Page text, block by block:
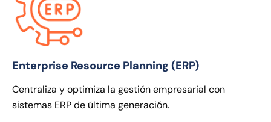
Enterprise Resource Planning (ERP)
Centraliza y optimiza la gestión empresarial con
sistemas ERP de última generación.